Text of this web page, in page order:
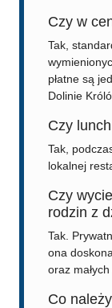
Czy w
Tak,
płatne są
Dolinie
Czy
Tak,
lokalnej
Czy
rodzin z
Tak.
ona
oraz małych
Co